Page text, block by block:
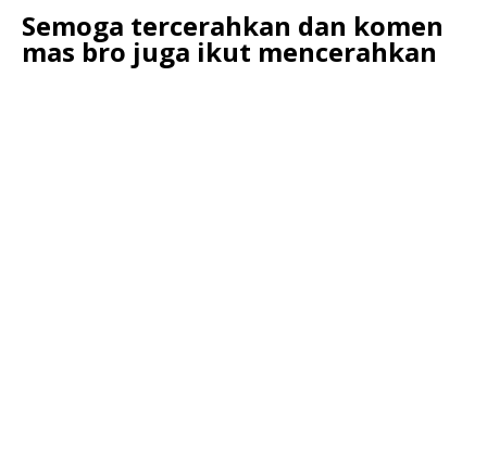
Semoga tercerahkan dan komen
mas bro juga ikut mencerahkan